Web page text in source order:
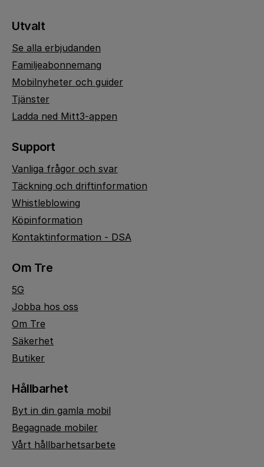
Utvalt
Se alla erbjudanden
Familjeabonnemang
Mobilnyheter och guider
Tjänster
Ladda ned Mitt3-appen
Support
Vanliga frågor och svar
Täckning och driftinformation
Whistleblowing
Köpinformation
Kontaktinformation - DSA
Om Tre
5G
Jobba hos oss
Om Tre
Säkerhet
Butiker
Hållbarhet
Byt in din gamla mobil
Begagnade mobiler
Vårt hållbarhetsarbete